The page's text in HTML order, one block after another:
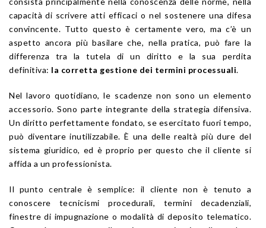
capacità di scrivere atti efficaci o nel sostenere una difesa
convincente. Tutto questo è certamente vero, ma c’è un
aspetto ancora più basilare che, nella pratica, può fare la
differenza tra la tutela di un diritto e la sua perdita
definitiva: la corretta gestione dei termini processuali.
Nel lavoro quotidiano, le scadenze non sono un elemento
accessorio. Sono parte integrante della strategia difensiva.
Un diritto perfettamente fondato, se esercitato fuori tempo,
può diventare inutilizzabile. È una delle realtà più dure del
sistema giuridico, ed è proprio per questo che il cliente si
affida a un professionista.
Il punto centrale è semplice: il cliente non è tenuto a
conoscere tecnicismi procedurali, termini decadenziali,
finestre di impugnazione o modalità di deposito telematico.